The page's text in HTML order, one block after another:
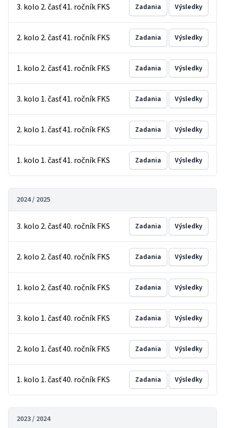
3. kolo 2. časť 41. ročník FKS Zadania Výsledky
2. kolo 2. časť 41. ročník FKS Zadania Výsledky
1. kolo 2. časť 41. ročník FKS Zadania Výsledky
3. kolo 1. časť 41. ročník FKS Zadania Výsledky
2. kolo 1. časť 41. ročník FKS Zadania Výsledky
1. kolo 1. časť 41. ročník FKS Zadania Výsledky
2024 / 2025
3. kolo 2. časť 40. ročník FKS Zadania Výsledky
2. kolo 2. časť 40. ročník FKS Zadania Výsledky
1. kolo 2. časť 40. ročník FKS Zadania Výsledky
3. kolo 1. časť 40. ročník FKS Zadania Výsledky
2. kolo 1. časť 40. ročník FKS Zadania Výsledky
1. kolo 1. časť 40. ročník FKS Zadania Výsledky
2023 / 2024